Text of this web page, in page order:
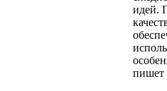
идей.
пишет